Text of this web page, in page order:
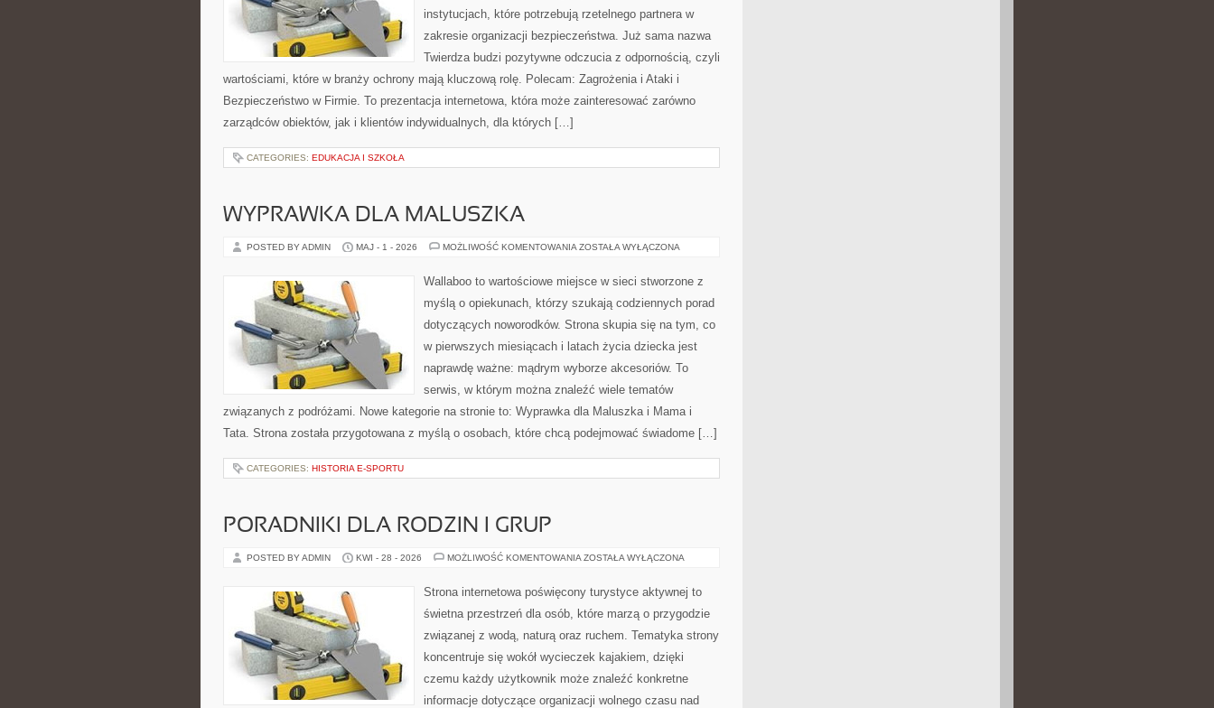
instytucjach, które potrzebują rzetelnego partnera w
zakresie organizacji bezpieczeństwa. Już sama nazwa
Twierdza budzi pozytywne odczucia z odpornością, czyli
wartościami, które w branży ochrony mają kluczową rolę. Polecam: Zagrożenia i Ataki i
Bezpieczeństwo w Firmie. To prezentacja internetowa, która może zainteresować zarówno
zarządców obiektów, jak i klientów indywidualnych, dla których […]
CATEGORIES: EDUKACJA I SZKOŁA
WYPRAWKA DLA MALUSZKA
POSTED BY ADMIN MAJ - 1 - 2026 MOŻLIWOŚĆ KOMENTOWANIA WYPRAWKA
ZOSTAŁA WYŁĄCZONA
Wallaboo to wartościowe miejsce w sieci stworzone z
myślą o opiekunach, którzy szukają codziennych porad
dotyczących noworodków. Strona skupia się na tym, co
w pierwszych miesiącach i latach życia dziecka jest
naprawdę ważne: mądrym wyborze akcesoriów. To
serwis, w którym można znaleźć wiele tematów
związanych z podróżami. Nowe kategorie na stronie to: Wyprawka dla Maluszka i Mama i
Tata. Strona została przygotowana z myślą o osobach, które chcą podejmować świadome […]
CATEGORIES: HISTORIA E-SPORTU
PORADNIKI DLA RODZIN I GRUP
POSTED BY ADMIN KWI - 28 - 2026 MOŻLIWOŚĆ KOMENTOWANIA PORADNIKI
GRUP
ZOSTAŁA WYŁĄCZONA
Strona internetowa poświęcony turystyce aktywnej to
świetna przestrzeń dla osób, które marzą o przygodzie
związanej z wodą, naturą oraz ruchem. Tematyka strony
koncentruje się wokół wycieczek kajakiem, dzięki
czemu każdy użytkownik może znaleźć konkretne
informacje dotyczące organizacji wolnego czasu nad